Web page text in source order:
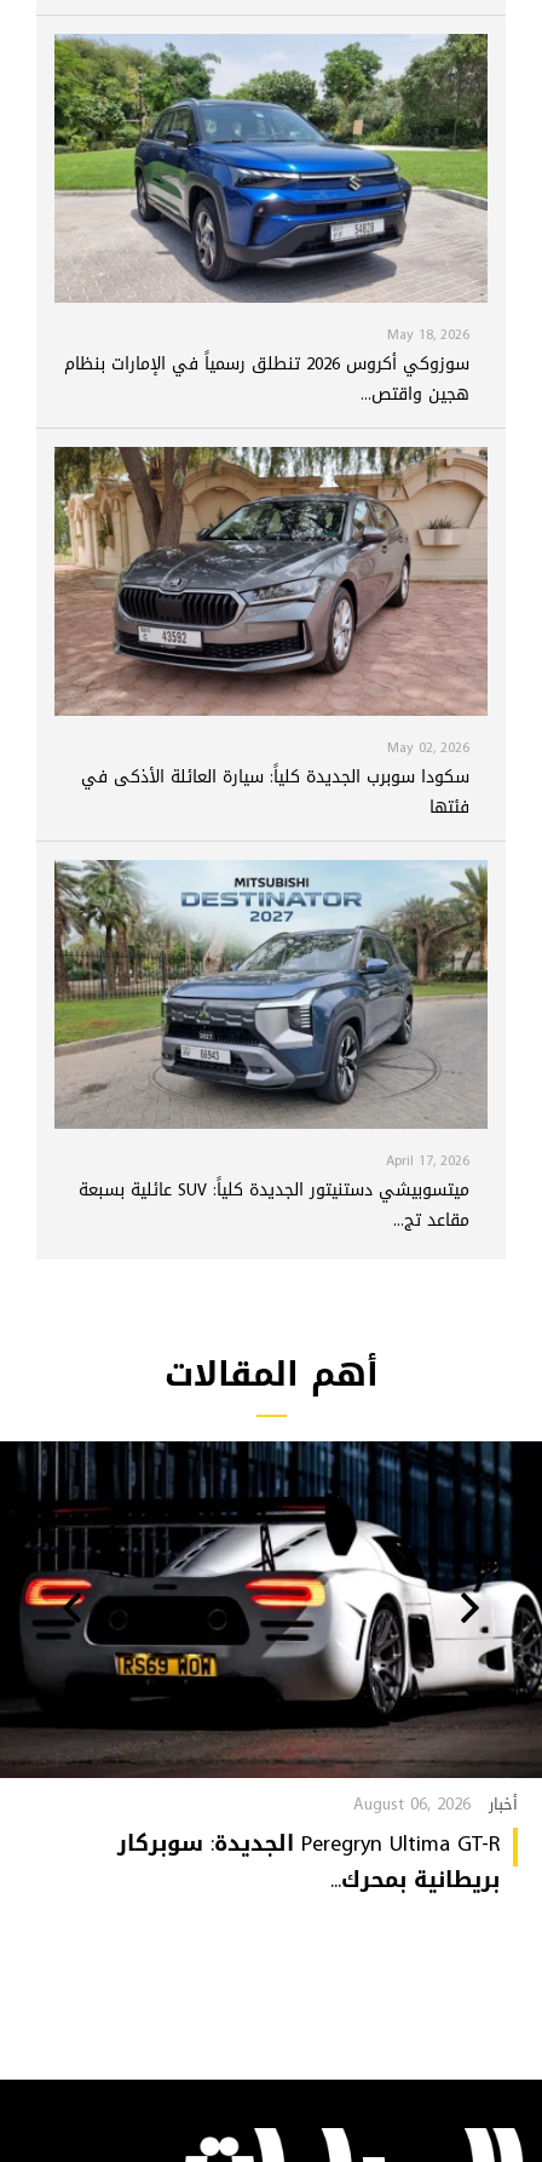
May 18, 2026
سوزوكي أكروس 2026 تنطلق رسمياً في الإمارات بنظام
هجين واقتص...
May 02, 2026
سكودا سوبرب الجديدة كلياً: سيارة العائلة الأذكى في
فئتها
April 17, 2026
ميتسوبيشي دستنيتور الجديدة كلياً: SUV عائلية بسبعة
مقاعد تج...
أهم المقالات
أخبار August 06, 2026
Peregryn Ultima GT-R الجديدة: سوبركار
بريطانية بمحرك...